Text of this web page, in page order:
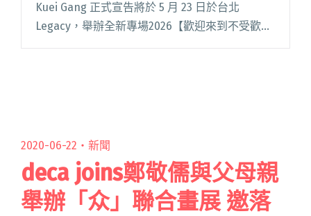
Kuei Gang 正式宣告將於 5 月 23 日於台北
Legacy，舉辦全新專場2026【歡迎來到不受歡迎
的人俱樂部】不對時的浪漫讚聲演唱會。演出升
2020-06-22・ 新聞
deca joins鄭敬儒與父母親
舉辦「众」聯合畫展 邀落